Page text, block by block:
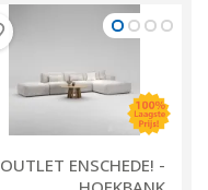
OUTLET ENSCHEDE! -